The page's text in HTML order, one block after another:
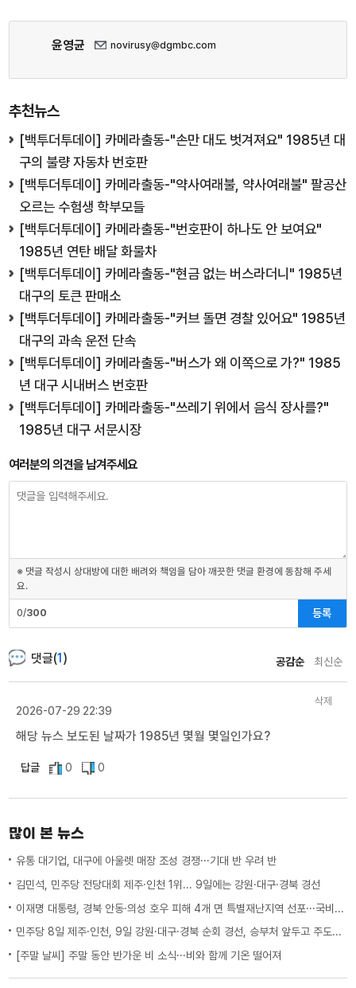
윤영균 novirusy@dgmbc.com
추천뉴스
[백투더투데이] 카메라출동-"손만 대도 벗겨져요" 1985년 대
구의 불량 자동차 번호판
[백투더투데이] 카메라출동-"약사여래불, 약사여래불" 팔공산
오르는 수험생 학부모들
[백투더투데이] 카메라출동-"번호판이 하나도 안 보여요"
1985년 연탄 배달 화물차
[백투더투데이] 카메라출동-"현금 없는 버스라더니" 1985년
대구의 토큰 판매소
[백투더투데이] 카메라출동-"커브 돌면 경찰 있어요" 1985년
대구의 과속 운전 단속
[백투더투데이] 카메라출동-"버스가 왜 이쪽으로 가?" 1985
년 대구 시내버스 번호판
[백투더투데이] 카메라출동-"쓰레기 위에서 음식 장사를?"
1985년 대구 서문시장
여러분의 의견을 남겨주세요
※ 댓글 작성시 상대방에 대한 배려와 책임을 담아 깨끗한 댓글 환경에 동참해 주세
요.
0/300 등록
댓글(1) 공감순 최신순
2026-07-29 22:39
해당 뉴스 보도된 날짜가 1985년 몇월 몇일인가요?
삭제
답글 0 0
많이 본 뉴스
유통 대기업, 대구에 아울렛 매장 조성 경쟁···기대 반 우려 반
김민석, 민주당 전당대회 제주·인천 1위... 9일에는 강원·대구·경북 경선
이재명 대통령, 경북 안동·의성 호우 피해 4개 면 특별재난지역 선포···국비 추가 지원
민주당 8일 제주·인천, 9일 강원·대구·경북 순회 경선, 승부처 앞두고 주도권 잡기
[주말 날씨] 주말 동안 반가운 비 소식···비와 함께 기온 떨어져